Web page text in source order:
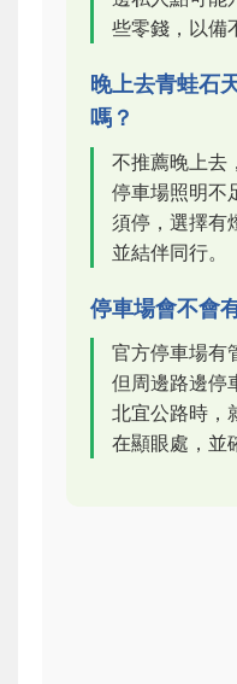
些零錢，以備
晚上去青蛙石
嗎？
不推薦晚上去
停車場照明不
須停，選擇有
並結伴同行。
停車場會不會
官方停車場有
但周邊路邊停
北宜公路時，
在顯眼處，並